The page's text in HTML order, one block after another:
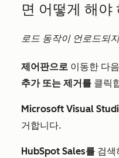
면 어떻게 해야
로드 동작이 언로드되
제어판으로 이동한 다음
추가 또는 제거를 클릭
Microsoft Visual
거합니다.
HubSpot Sales를 검색